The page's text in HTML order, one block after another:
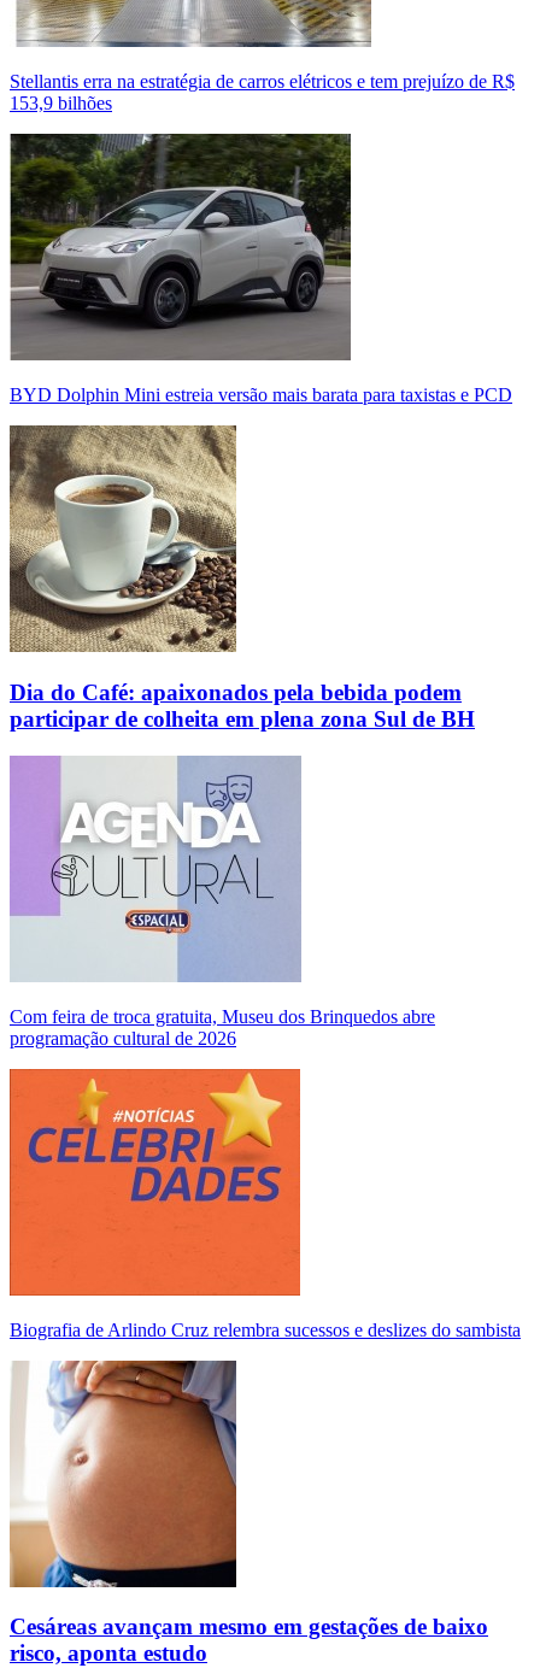
Stellantis erra na estratégia de carros elétricos e tem prejuízo de R$
153,9 bilhões
BYD Dolphin Mini estreia versão mais barata para taxistas e PCD
Dia do Café: apaixonados pela bebida podem
participar de colheita em plena zona Sul de BH
Com feira de troca gratuita, Museu dos Brinquedos abre
programação cultural de 2026
Biografia de Arlindo Cruz relembra sucessos e deslizes do sambista
Cesáreas avançam mesmo em gestações de baixo
risco, aponta estudo